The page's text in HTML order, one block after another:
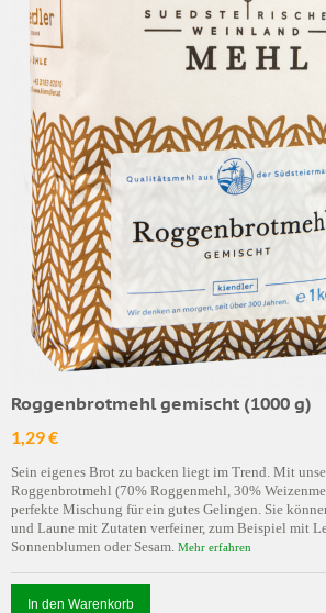
Roggenbrotmehl gemischt (1000 g)
1,29 €
Sein eigenes Brot zu backen liegt im Trend. Mit
Roggenbrotmehl (70% Roggenmehl, 30%
perfekte Mischung für ein gutes Gelingen. Sie
und Laune mit Zutaten verfeiner, zum Beispiel mit
Sonnenblumen oder Sesam. Mehr erfahren
In den Warenkorb